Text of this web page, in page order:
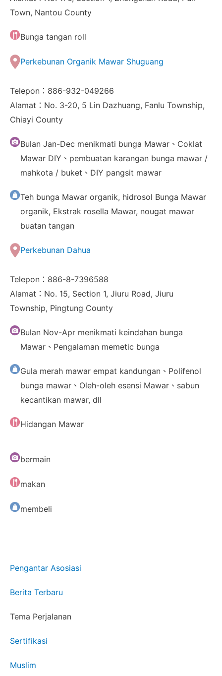
Town, Nantou County
Bunga tangan roll
Perkebunan Organik Mawar Shuguang
Telepon：886-932-049266
Alamat：No. 3-20, 5 Lin Dazhuang, Fanlu Township,
Chiayi County
Bulan Jan-Dec menikmati bunga Mawar、Coklat
Mawar DIY、pembuatan karangan bunga mawar /
mahkota / buket、DIY pangsit mawar
Teh bunga Mawar organik, hidrosol Bunga Mawar
organik, Ekstrak rosella Mawar, nougat mawar
buatan tangan
Perkebunan Dahua
Telepon：886-8-7396588
Alamat：No. 15, Section 1, Jiuru Road, Jiuru
Township, Pingtung County
Bulan Nov-Apr menikmati keindahan bunga
Mawar、Pengalaman memetic bunga
Gula merah mawar empat kandungan、Polifenol
bunga mawar、Oleh-oleh esensi Mawar、sabun
kecantikan mawar, dll
Hidangan Mawar
bermain
makan
membeli
Pengantar Asosiasi
Berita Terbaru
Tema Perjalanan
Sertifikasi
Muslim